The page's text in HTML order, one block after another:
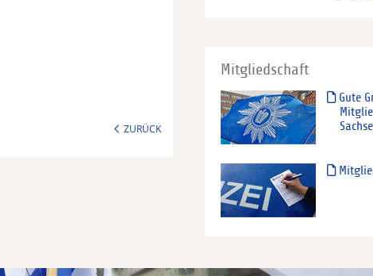
ZURÜCK
Mitgliedschaft
Gute